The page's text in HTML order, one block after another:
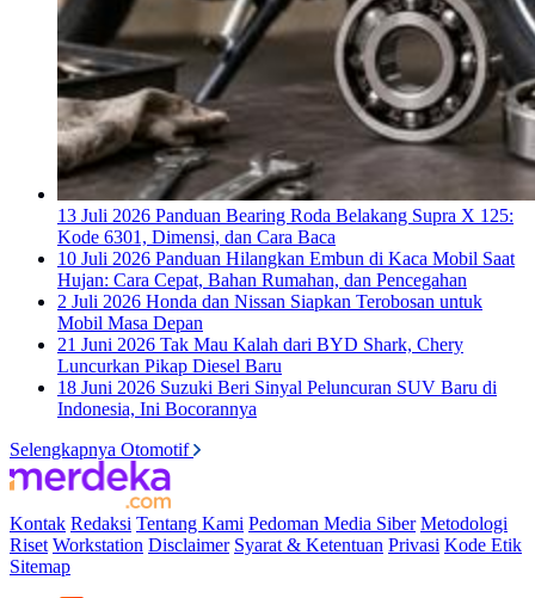
13 Juli 2026 Panduan Bearing Roda Belakang Supra X 125:
Kode 6301, Dimensi, dan Cara Baca
10 Juli 2026 Panduan Hilangkan Embun di Kaca Mobil Saat
Hujan: Cara Cepat, Bahan Rumahan, dan Pencegahan
2 Juli 2026 Honda dan Nissan Siapkan Terobosan untuk
Mobil Masa Depan
21 Juni 2026 Tak Mau Kalah dari BYD Shark, Chery
Luncurkan Pikap Diesel Baru
18 Juni 2026 Suzuki Beri Sinyal Peluncuran SUV Baru di
Indonesia, Ini Bocorannya
Selengkapnya Otomotif
Kontak Redaksi Tentang Kami Pedoman Media Siber Metodologi
Riset Workstation Disclaimer Syarat & Ketentuan Privasi Kode Etik
Sitemap